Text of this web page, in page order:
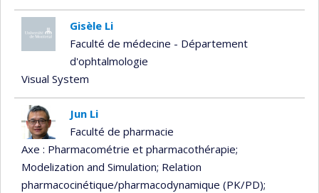
Gisèle Li
Faculté de médecine - Département
d'ophtalmologie
Visual System
Jun Li
Faculté de pharmacie
Axe : Pharmacométrie et pharmacothérapie;
Modelization and Simulation; Relation
pharmacocinétique/pharmacodynamique (PK/PD);